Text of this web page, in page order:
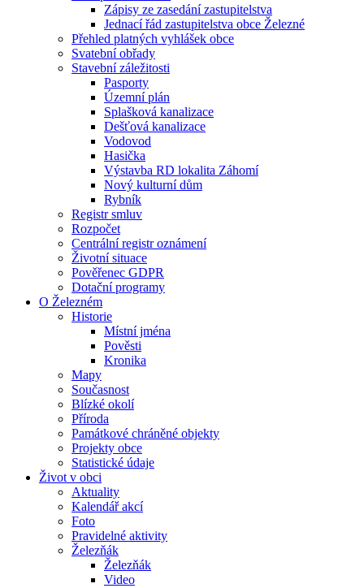
Zápisy ze zasedání zastupitelstva
Jednací řád zastupitelstva obce Železné
Přehled platných vyhlášek obce
Svatební obřady
Stavební záležitosti
Pasporty
Územní plán
Splašková kanalizace
Dešťová kanalizace
Vodovod
Hasička
Výstavba RD lokalita Záhomí
Nový kulturní dům
Rybník
Registr smluv
Rozpočet
Centrální registr oznámení
Životní situace
Pověřenec GDPR
Dotační programy
O Železném
Historie
Místní jména
Pověsti
Kronika
Mapy
Současnost
Blízké okolí
Příroda
Památkové chráněné objekty
Projekty obce
Statistické údaje
Život v obci
Aktuality
Kalendář akcí
Foto
Pravidelné aktivity
Železňák
Železňák
Video